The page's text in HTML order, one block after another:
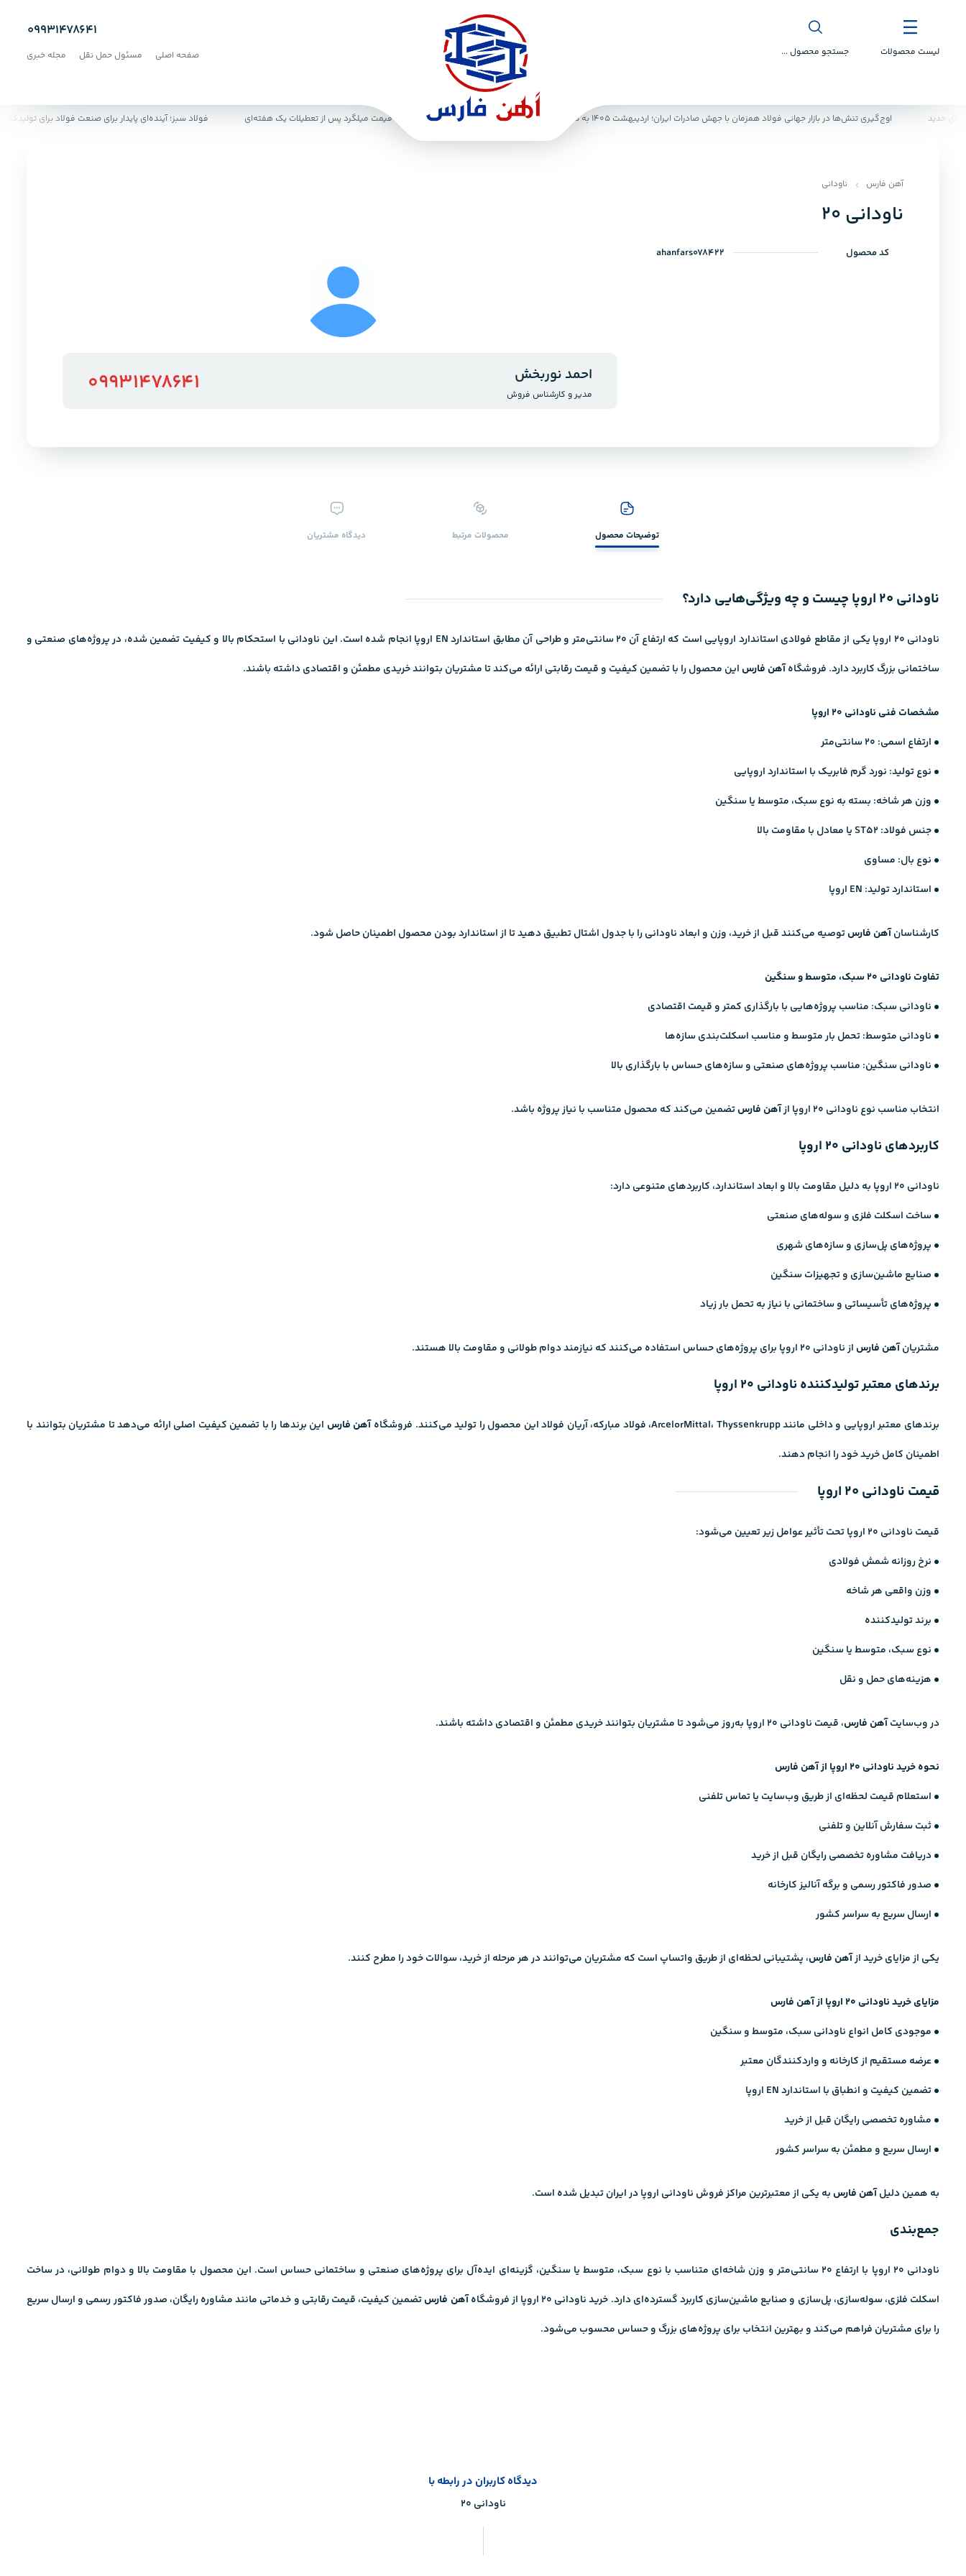
لیست محصولات جستجو محصول ...
09931478641
صفحه اصلی مسئول حمل نقل مجله خبری
اوج‌گیری تنش‌ها در بازار جهانی فولاد همزمان با جهش صادرات ایران؛ اردیبهشت ۱۴۰۵ به نقطه عطف صنعت آهن تبدیل شد نوسانات قیمت میلگرد پس از تعطیلات یک هفته‌ای فولاد سبز؛ آینده‌ای پایدار برای صنعت فولاد برای تولیدکنندگان
آهن فارس ناودانی
ناودانی ۲۰
کد محصول ahanfars078422
احمد نوربخش
مدیر و کارشناس فروش 09931478641
توضیحات محصول محصولات ‌مرتبط دیدگاه ‌مشتریان
ناودانی ۲۰ اروپا چیست و چه ویژگی‌هایی دارد؟
ناودانی ۲۰ اروپا یکی از مقاطع فولادی استاندارد اروپایی است که ارتفاع آن ۲۰ سانتی‌متر و طراحی آن مطابق استاندارد EN اروپا انجام شده است. این ناودانی با استحکام بالا و کیفیت تضمین شده، در پروژه‌های صنعتی و
ساختمانی بزرگ کاربرد دارد. فروشگاهآهن فارس این محصول را با تضمین کیفیت و قیمت رقابتی ارائه می‌کند تا مشتریان بتوانند خریدی مطمئن و اقتصادی داشته باشند.
مشخصات فنی ناودانی ۲۰ اروپا
• ارتفاع اسمی: ۲۰ سانتی‌متر
• نوع تولید: نورد گرم فابریک با استاندارد اروپایی
• وزن هر شاخه: بسته به نوع سبک، متوسط یا سنگین
• جنس فولاد: ST52 یا معادل با مقاومت بالا
• نوع بال: مساوی
• استاندارد تولید: EN اروپا
کارشناسانآهن فارستوصیه می‌کنند قبل از خرید، وزن و ابعاد ناودانی را با جدول اشتال تطبیق دهید تا از استاندارد بودن محصول اطمینان حاصل شود.
تفاوت ناودانی ۲۰ سبک، متوسط و سنگین
• ناودانی سبک: مناسب پروژه‌هایی با بارگذاری کمتر و قیمت اقتصادی
• ناودانی متوسط: تحمل بار متوسط و مناسب اسکلت‌بندی سازه‌ها
• ناودانی سنگین: مناسب پروژه‌های صنعتی و سازه‌های حساس با بارگذاری بالا
انتخاب مناسب نوع ناودانی ۲۰ اروپا از آهن فارستضمین می‌کند که محصول متناسب با نیاز پروژه باشد.
کاربردهای ناودانی ۲۰ اروپا
ناودانی ۲۰ اروپا به دلیل مقاومت بالا و ابعاد استاندارد، کاربردهای متنوعی دارد:
• ساخت اسکلت فلزی و سوله‌های صنعتی
• پروژه‌های پل‌سازی و سازه‌های شهری
• صنایع ماشین‌سازی و تجهیزات سنگین
• پروژه‌های تأسیساتی و ساختمانی با نیاز به تحمل بار زیاد
مشتریانآهن فارس از ناودانی ۲۰ اروپا برای پروژه‌های حساس استفاده می‌کنند که نیازمند دوام طولانی و مقاومت بالا هستند.
برندهای معتبر تولیدکننده ناودانی ۲۰ اروپا
برندهای معتبر اروپایی و داخلی مانند ArcelorMittal، Thyssenkrupp، فولاد مبارکه، آریان فولاد این محصول را تولید می‌کنند. فروشگاه آهن فارس این برندها را با تضمین کیفیت اصلی ارائه می‌دهد تا مشتریان بتوانند با
اطمینان کامل خرید خود را انجام دهند.
قیمت ناودانی ۲۰ اروپا
قیمت ناودانی ۲۰ اروپا تحت تأثیر عوامل زیر تعیین می‌شود:
• نرخ روزانه شمش فولادی
• وزن واقعی هر شاخه
• برند تولیدکننده
• نوع سبک، متوسط یا سنگین
• هزینه‌های حمل و نقل
در وب‌سایتآهن فارس، قیمت ناودانی ۲۰ اروپا به‌روز می‌شود تا مشتریان بتوانند خریدی مطمئن و اقتصادی داشته باشند.
نحوه خرید ناودانی ۲۰ اروپا از آهن فارس
• استعلام قیمت لحظه‌ای از طریق وب‌سایت یا تماس تلفنی
• ثبت سفارش آنلاین و تلفنی
• دریافت مشاوره تخصصی رایگان قبل از خرید
• صدور فاکتور رسمی و برگه آنالیز کارخانه
• ارسال سریع به سراسر کشور
یکی از مزایای خرید ازآهن فارس، پشتیبانی لحظه‌ای از طریق واتساپ است که مشتریان می‌توانند در هر مرحله از خرید، سوالات خود را مطرح کنند.
مزایای خرید ناودانی ۲۰ اروپا از آهن فارس
• موجودی کامل انواع ناودانی سبک، متوسط و سنگین
• عرضه مستقیم از کارخانه و واردکنندگان معتبر
• تضمین کیفیت و انطباق با استاندارد EN اروپا
• مشاوره تخصصی رایگان قبل از خرید
• ارسال سریع و مطمئن به سراسر کشور
به همین دلیلآهن فارس به یکی از معتبرترین مراکز فروش ناودانی اروپا در ایران تبدیل شده است.
جمع‌بندی
ناودانی ۲۰ اروپا با ارتفاع ۲۰ سانتی‌متر و وزن شاخه‌ای متناسب با نوع سبک، متوسط یا سنگین، گزینه‌ای ایده‌آل برای پروژه‌های صنعتی و ساختمانی حساس است. این محصول با مقاومت بالا و دوام طولانی، در ساخت
اسکلت فلزی، سوله‌سازی، پل‌سازی و صنایع ماشین‌سازی کاربرد گسترده‌ای دارد. خرید ناودانی ۲۰ اروپا از فروشگاه
آهن فارستضمین کیفیت، قیمت رقابتی و خدماتی مانند مشاوره رایگان، صدور فاکتور رسمی و ارسال سریع
را برای مشتریان فراهم می‌کند و بهترین انتخاب برای پروژه‌های بزرگ و حساس محسوب می‌شود.
دیدگاه کاربران در رابطه با
ناودانی ۲۰